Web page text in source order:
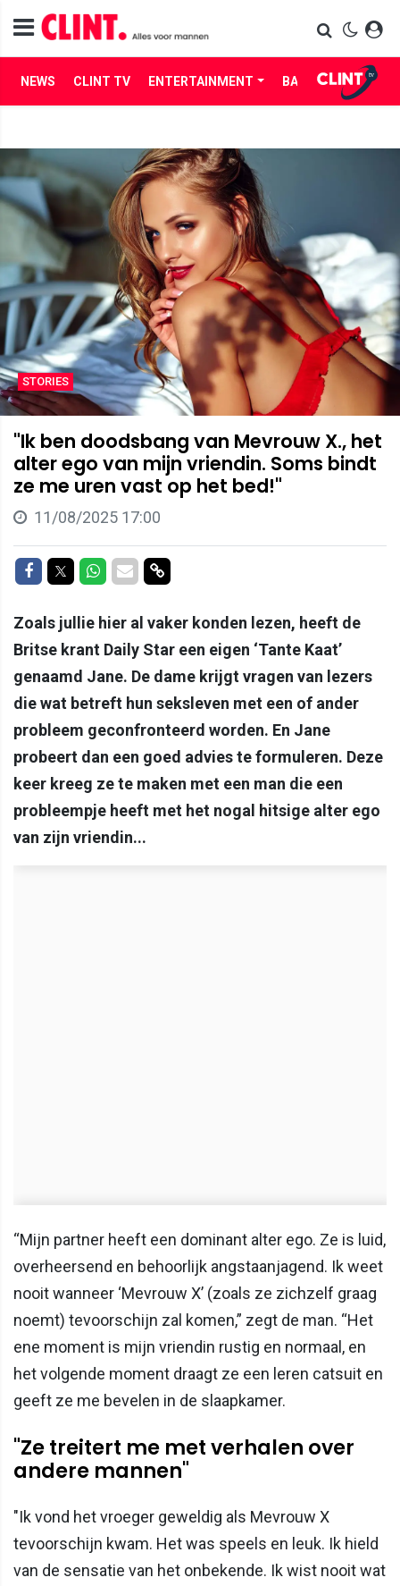
NEWS CLINT TV ENTERTAINMENT BABES LIFE
STORIES
"Ik ben doodsbang van Mevrouw X., het
alter ego van mijn vriendin. Soms bindt
ze me uren vast op het bed!"
11/08/2025 17:00
Delen op Facebook
Delen op Twitter
Delen op Whatsapp
Delen via Mail
Delen via link
Zoals jullie hier al vaker konden lezen, heeft de
Britse krant Daily Star een eigen ‘Tante Kaat’
genaamd Jane. De dame krijgt vragen van lezers
die wat betreft hun seksleven met een of ander
probleem geconfronteerd worden. En Jane
probeert dan een goed advies te formuleren. Deze
keer kreeg ze te maken met een man die een
probleempje heeft met het nogal hitsige alter ego
van zijn vriendin...
“Mijn partner heeft een dominant alter ego. Ze is luid,
overheersend en behoorlijk angstaanjagend. Ik weet
nooit wanneer ‘Mevrouw X’ (zoals ze zichzelf graag
noemt) tevoorschijn zal komen,” zegt de man. “Het
ene moment is mijn vriendin rustig en normaal, en
het volgende moment draagt ze een leren catsuit en
geeft ze me bevelen in de slaapkamer.
"Ze treitert me met verhalen over
andere mannen"
"Ik vond het vroeger geweldig als Mevrouw X
tevoorschijn kwam. Het was speels en leuk. Ik hield
van de sensatie van het onbekende. Ik wist nooit wat